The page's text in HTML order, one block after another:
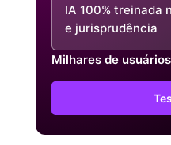
IA 100% treinada
e jurisprudência
Milhares de